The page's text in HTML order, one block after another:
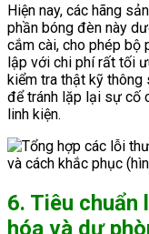
Hiện nay, các hãng
phần bóng đèn này
cắm cài, cho phép bộ
lập với chi phí rất tối
kiểm tra thật kỹ
để tránh lặp lại sự cố
linh kiện.
6. Tiêu
hóa và dự